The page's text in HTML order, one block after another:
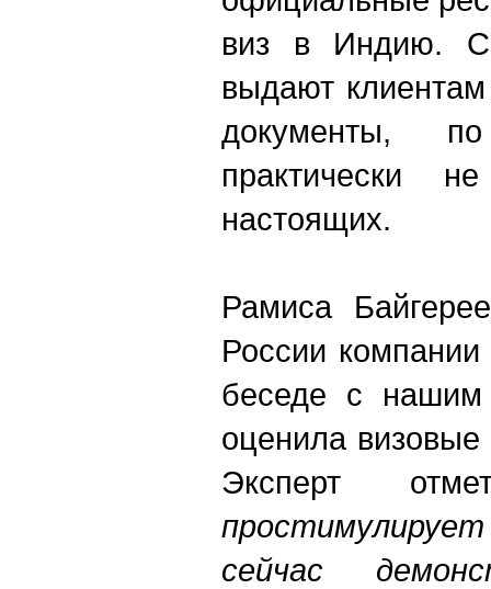
виз в Индию.
выдают
документы,
практически
настоящих.
Рамиса
России
беседе с нашим
оценила
Эксперт
сейчас